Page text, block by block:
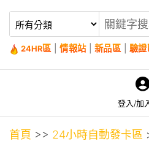
24HR區 情報站| 新品區 驗證
登入/加
首頁 >> 24小時自動發卡區